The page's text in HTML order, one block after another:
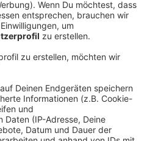
neu terminiert.
ist unter anderem